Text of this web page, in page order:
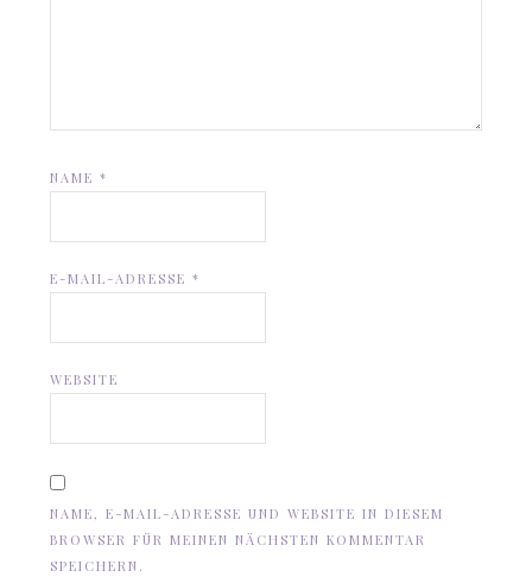
NAME*
E-MAIL-ADRESSE*
WEBSITE
NAME, E-MAIL-ADRESSE UND WEBSITE IN DIESEM
BROWSER FÜR MEINEN NÄCHSTEN KOMMENTAR
SPEICHERN.